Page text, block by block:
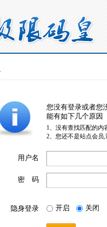
您没有登录或者您
能有如下几个原因
1、没有查找匹配的内
2、您还不是站点会员
用户名
密 码
隐身登录 开启 关闭